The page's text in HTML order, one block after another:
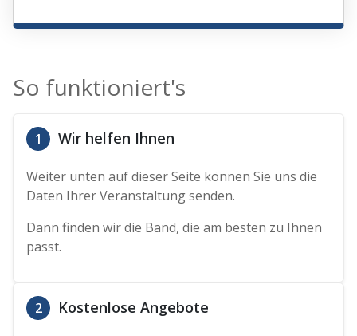
So funktioniert's
1 Wir helfen Ihnen
Weiter unten auf dieser Seite können Sie uns die
Daten Ihrer Veranstaltung senden.
Dann finden wir die Band, die am besten zu Ihnen
passt.
2 Kostenlose Angebote